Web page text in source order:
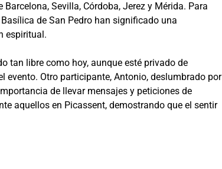
Sevilla, Córdoba, Jerez y Mérida. Para
de San Pedro han significado una
espiritual.
tan libre como hoy, aunque esté privado de
evento. Otro participante, Antonio, deslumbrado por
de llevar mensajes y peticiones de
aquellos en Picassent, demostrando que el sentir